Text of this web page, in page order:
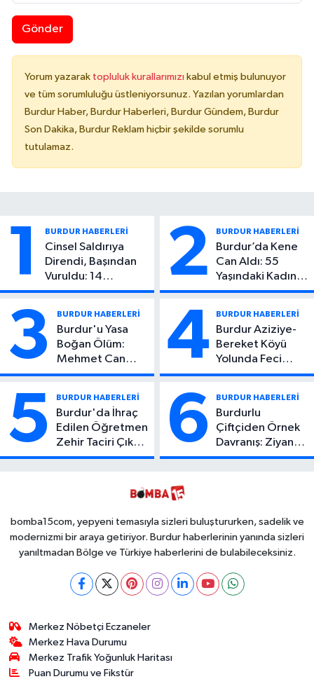
Gönder
Yorum yazarak topluluk kurallarımızı kabul etmiş bulunuyor
ve tüm sorumluluğu üstleniyorsunuz. Yazılan yorumlardan
Burdur Haber, Burdur Haberleri, Burdur Gündem, Burdur
Son Dakika, Burdur Reklam hiçbir şekilde sorumlu
tutulamaz.
1 BURDUR HABERLERİ
Cinsel Saldırıya
Direndi, Başından
Vuruldu: 14
Yaşındaki Çocuktan
2 BURDUR HABERLERİ
Burdur’da Kene
Can Aldı: 55
Yaşındaki Kadın
Hayatını Kaybetti
3 BURDUR HABERLERİ
Burdur'u Yasa
Boğan Ölüm:
Mehmet Can
Atıcı Genç Yaşta
4 BURDUR HABERLERİ
Burdur Aziziye-
Bereket Köyü
Yolunda Feci
Kaza: 1 Ölü, 2
5 BURDUR HABERLERİ
Burdur'da İhraç
Edilen Öğretmen
Zehir Taciri Çıktı:
Binlerce
6 BURDUR HABERLERİ
Burdurlu
Çiftçiden Örnek
Davranış: Ziyan
Olmasın Diye
Toplayabilecek
bomba15com, yepyeni temasıyla sizleri buluştururken, sadelik ve
modernizmi bir araya getiriyor. Burdur haberlerinin yanında sizleri
yanıltmadan Bölge ve Türkiye haberlerini de bulabileceksiniz.
Merkez Nöbetçi Eczaneler
Merkez Hava Durumu
Merkez Trafik Yoğunluk Haritası
Puan Durumu ve Fikstür